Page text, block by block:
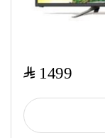
1499
$